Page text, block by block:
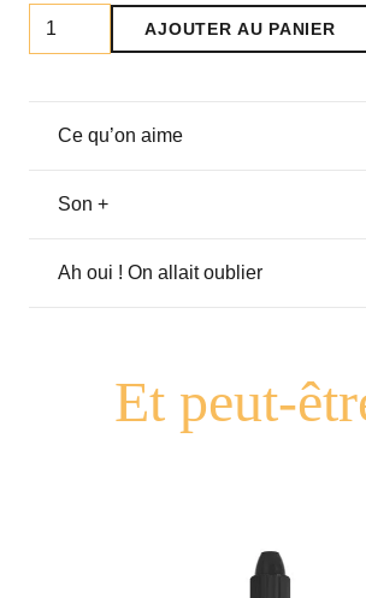
quantité
de
AJOUTER AU PANIER
Ce qu’on aime
Son +
Ah oui ! On allait oublier